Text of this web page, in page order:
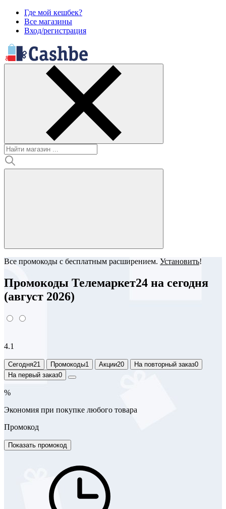
Где мой кешбек?
Все магазины
Вход/регистрация
Все промокоды с бесплатным расширением. Установить!
Промокоды Телемаркет24 на сегодня
(август 2026)
4.1
Сегодня21 Промокоды1 Акции20 На повторный заказ0
На первый заказ0
%
Экономия при покупке любого товара
Промокод
Показать промокод